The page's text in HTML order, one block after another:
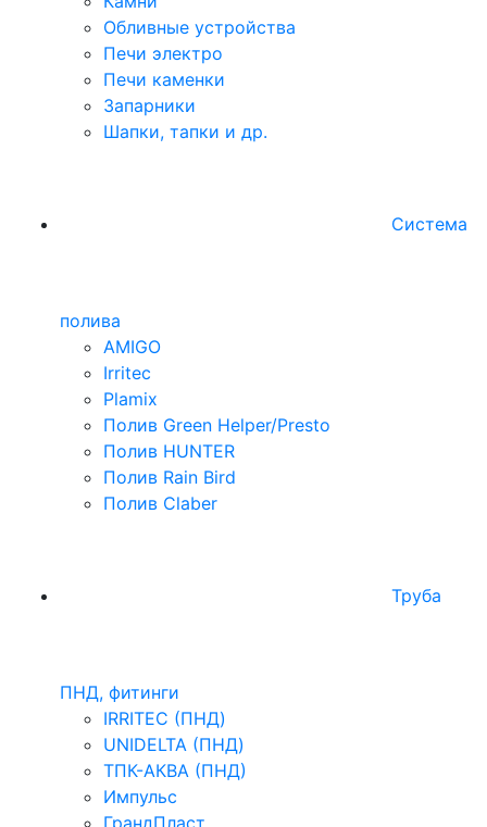
Обливные устройства
Печи электро
Печи каменки
Запарники
Шапки, тапки и др.
Система
полива
AMIGO
Irritec
Plamix
Полив Green Helper/Presto
Полив HUNTER
Полив Rain Bird
Полив Claber
Труба
ПНД, фитинги
IRRITEC (ПНД)
UNIDELTA (ПНД)
ТПК-АКВА (ПНД)
Импульс
ГрандПласт